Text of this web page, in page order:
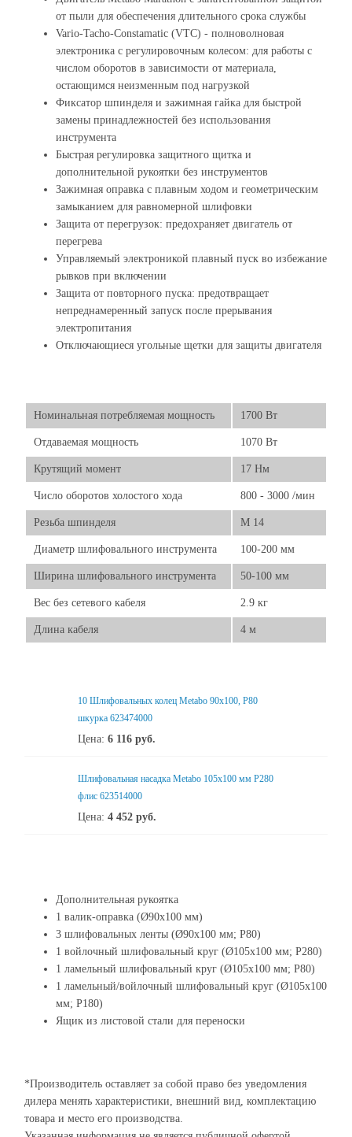
от пыли для обеспечения длительного срока службы
Vario-Tacho-Constamatic (VTC) - полноволновая
электроника с регулировочным колесом: для работы с
числом оборотов в зависимости от материала,
остающимся неизменным под нагрузкой
Фиксатор шпинделя и зажимная гайка для быстрой
замены принадлежностей без использования
инструмента
Быстрая регулировка защитного щитка и
дополнительной рукоятки без инструментов
Зажимная оправка с плавным ходом и геометрическим
замыканием для равномерной шлифовки
Защита от перегрузок: предохраняет двигатель от
перегрева
Управляемый электроникой плавный пуск во избежание
рывков при включении
Защита от повторного пуска: предотвращает
непреднамеренный запуск после прерывания
электропитания
Отключающиеся угольные щетки для защиты двигателя
Номинальная потребляемая мощность 1700 Вт
Отдаваемая мощность 1070 Вт
Крутящий момент 17 Нм
Число оборотов холостого хода 800 - 3000 /мин
Резьба шпинделя М 14
Диаметр шлифовального инструмента 100-200 мм
Ширина шлифовального инструмента 50-100 мм
Вес без сетевого кабеля 2.9 кг
Длина кабеля 4 м
10 Шлифовальных колец Metabo 90x100, P80
шкурка 623474000
Цена: 6 116 руб.
Шлифовальная насадка Metabo 105x100 мм P280
флис 623514000
Цена: 4 452 руб.
Дополнительная рукоятка
1 валик-оправка (Ø90x100 мм)
3 шлифовальных ленты (Ø90x100 мм; P80)
1 войлочный шлифовальный круг (Ø105x100 мм; P280)
1 ламельный шлифовальный круг (Ø105x100 мм; P80)
1 ламельный/войлочный шлифовальный круг (Ø105x100
мм; P180)
Ящик из листовой стали для переноски
*Производитель оставляет за собой право без уведомления
дилера менять характеристики, внешний вид, комплектацию
товара и место его производства.